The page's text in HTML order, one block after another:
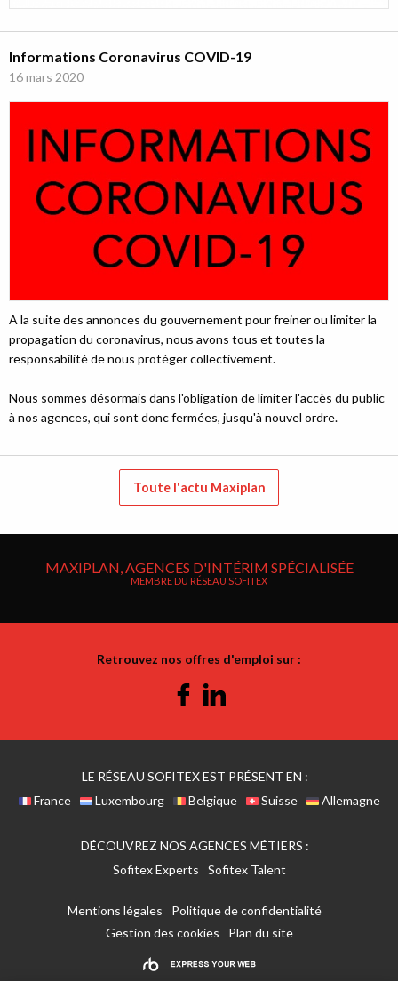
Informations Coronavirus COVID-19
16 mars 2020
A la suite des annonces du gouvernement pour freiner ou limiter la
propagation du coronavirus, nous avons tous et toutes la
responsabilité de nous protéger collectivement.
Nous sommes désormais dans l'obligation de limiter l'accès du public
à nos agences, qui sont donc fermées, jusqu'à nouvel ordre.
Toute l'actu Maxiplan
MAXIPLAN, AGENCES D'INTÉRIM SPÉCIALISÉE
MEMBRE DU RÉSEAU SOFITEX
Retrouvez nos offres d'emploi sur :
Facebook
LE RÉSEAU SOFITEX EST PRÉSENT EN :
France
Luxembourg Belgique Suisse Allemagne
DÉCOUVREZ NOS AGENCES MÉTIERS :
Sofitex Experts
Sofitex Talent
Mentions légales
Politique de confidentialité
Gestion des cookies
Plan du site